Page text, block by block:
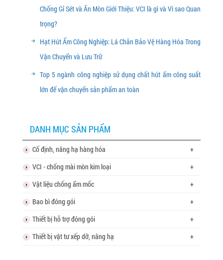
Chống Gỉ Sét và Ăn Mòn Giới Thiệu: VCI là gì và Vì sao Quan
trọng?
Hạt Hút Ẩm Công Nghiệp: Lá Chắn Bảo Vệ Hàng Hóa Trong
Vận Chuyển và Lưu Trữ
Top 5 ngành công nghiệp sử dụng chất hút ẩm công suất
lớn để vận chuyển sản phẩm an toàn
DANH MỤC SẢN PHẨM
Cố định, nâng hạ hàng hóa
+
VCI - chống mài mòn kim loại
+
Vật liệu chống ẩm mốc
+
Bao bì đóng gói
+
Thiết bị hỗ trợ đóng gói
+
Thiết bị vật tư xếp dỡ, nâng hạ
+